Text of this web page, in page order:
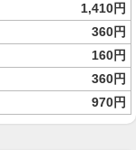
1,410円
360円
160円
360円
970円